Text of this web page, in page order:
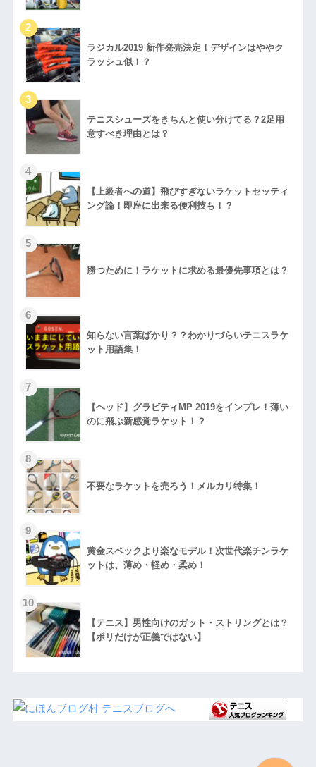
ラジカル2019 新作発売決定！デザインはややク
ラッシュ似！？
テニスシューズをきちんと使い分けてる？2足用
意すべき理由とは？
【上級者への道】飛びすぎないラケットセッティ
ング論！即座に出来る便利技も！？
勝つために！ラケットに求める最優先事項とは？
知らない言葉ばかり？？わかりづらいテニスラケ
ット用語集！
【ヘッド】グラビティMP 2019をインプレ！薄い
のに飛ぶ新感覚ラケット！？
不要なラケットを売ろう！メルカリ特集！
黄金スペックより楽なモデル！次世代楽チンラケ
ットは、薄め・軽め・柔め！
【テニス】男性向けのガット・ストリングとは？
【ポリだけが正義ではない】